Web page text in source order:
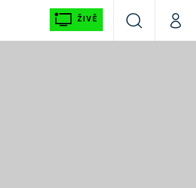
ŽIVĚ
VyhledáváníMůj